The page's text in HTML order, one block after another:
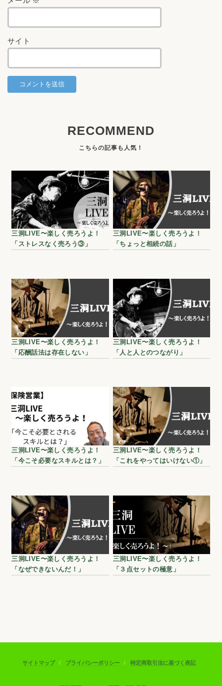
サイト
RECOMMEND
三洞LIVE〜楽しく売ろうよ！
「ストレスなく売ろう③」
三洞LIVE〜楽しく売ろうよ！
「ちょっと相続の話」
三洞LIVE〜楽しく売ろうよ！
「応酬話法は存在しない」
三洞LIVE〜楽しく売ろうよ！
「人と人とのつながり」
三洞LIVE〜楽しく売ろうよ！
「今こそ必要なスキルとは？」
三洞LIVE〜楽しく売ろうよ！
「これをやってはいけない①」
三洞LIVE〜楽しく売ろうよ！
「なぜできないんだ！」
三洞LIVE〜楽しく売ろうよ！
「３点セットの極意」
サイトマップ プライバシーポリシー 特定商取引法に基づく表記